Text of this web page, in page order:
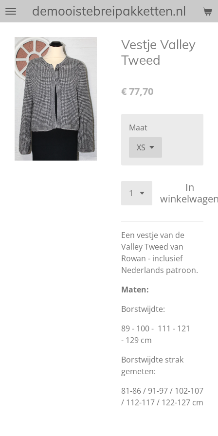
Ga
direct
hoofdinhoud
demooistebreipakketten.nl
Vestje Valley
Tweed
€ 77,70
Maat
In
Een vestje van de
Valley Tweed van
Rowan - inclusief
Nederlands patroon.
Maten:
Borstwijdte:
89 - 100 - 111 - 121
- 129 cm
Borstwijdte strak
gemeten:
81-86 / 91-97 / 102-107
/ 112-117 / 122-127 cm